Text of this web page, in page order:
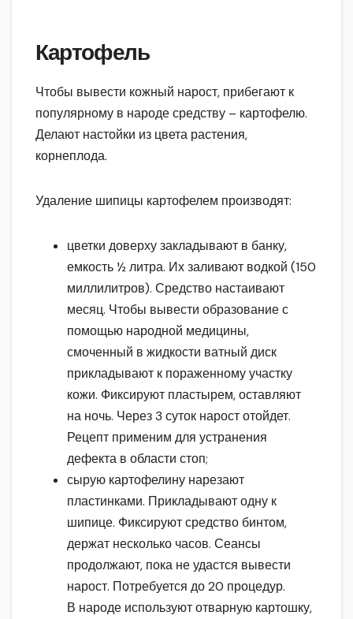
Картофель
Чтобы вывести кожный нарост, прибегают к
популярному в народе средству – картофелю.
Делают настойки из цвета растения,
корнеплода.
Удаление шипицы картофелем производят:
цветки доверху закладывают в банку,
емкость ½ литра. Их заливают водкой (150
миллилитров). Средство настаивают
месяц. Чтобы вывести образование с
помощью народной медицины,
смоченный в жидкости ватный диск
прикладывают к пораженному участку
кожи. Фиксируют пластырем, оставляют
на ночь. Через 3 суток нарост отойдет.
Рецепт применим для устранения
дефекта в области стоп;
сырую картофелину нарезают
пластинками. Прикладывают одну к
шипице. Фиксируют средство бинтом,
держат несколько часов. Сеансы
продолжают, пока не удастся вывести
нарост. Потребуется до 20 процедур.
В народе используют отварную картошку,